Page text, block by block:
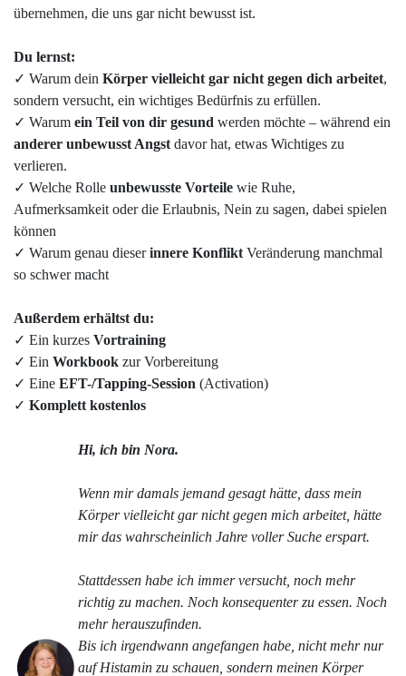
übernehmen, die uns gar nicht bewusst ist.
Du lernst:
✓ Warum dein Körper vielleicht gar nicht gegen dich arbeitet,
sondern versucht, ein wichtiges Bedürfnis zu erfüllen.
✓ Warum ein Teil von dir gesund werden möchte – während ein
anderer unbewusst Angst davor hat, etwas Wichtiges zu
verlieren.
✓ Welche Rolle unbewusste Vorteile wie Ruhe,
Aufmerksamkeit oder die Erlaubnis, Nein zu sagen, dabei spielen
können
✓ Warum genau dieserinnere Konflikt Veränderung manchmal
so schwer macht
Außerdem erhältst du:
✓ Ein kurzes Vortraining
✓ Ein Workbook zur Vorbereitung
✓ Eine EFT-/Tapping-Session (Activation)
✓ Komplett kostenlos
Hi, ich bin Nora.
Wenn mir damals jemand gesagt hätte, dass mein
Körper vielleicht gar nicht gegen mich arbeitet, hätte
mir das wahrscheinlich Jahre voller Suche erspart.
Stattdessen habe ich immer versucht, noch mehr
richtig zu machen. Noch konsequenter zu essen. Noch
mehr herauszufinden.
Bis ich irgendwann angefangen habe, nicht mehr nur
auf Histamin zu schauen, sondern meinen Körper